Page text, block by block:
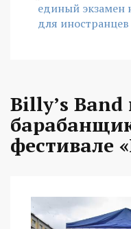
единый экзамен
для иностранцев
Billy’s
фестивале